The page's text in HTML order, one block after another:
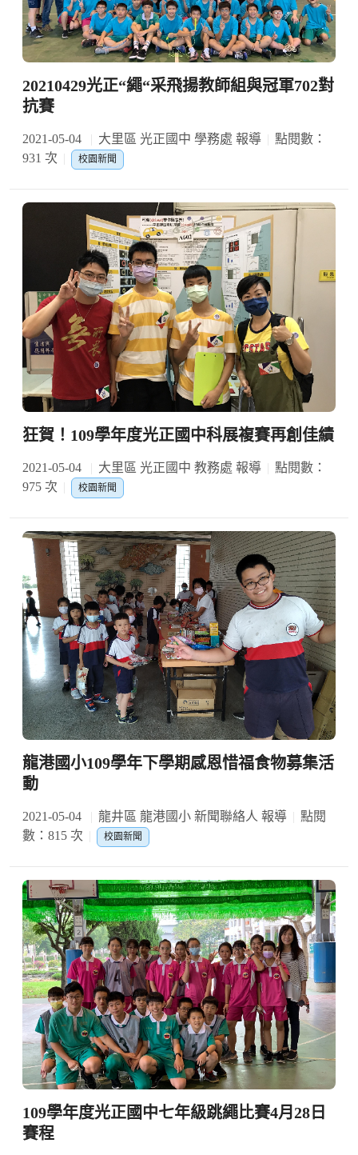
20210429光正“繩“采飛揚教師組與冠軍702對
抗賽
2021-05-04 大里區 光正國中 學務處 報導
點閱數：
931 次
校園新聞
狂賀！109學年度光正國中科展複賽再創佳績
2021-05-04 大里區 光正國中 教務處 報導
點閱數：
975 次
校園新聞
龍港國小109學年下學期感恩惜福食物募集活
動
2021-05-04 龍井區 龍港國小 新聞聯絡人 報導
點閱
數：815 次
校園新聞
109學年度光正國中七年級跳繩比賽4月28日
賽程